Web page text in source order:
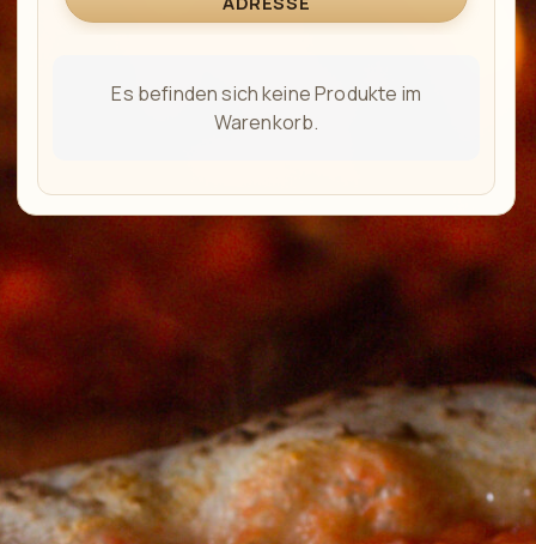
Es befinden sich keine Produkte im
Warenkorb.